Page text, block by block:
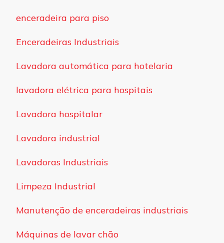
enceradeira para piso
Enceradeiras Industriais
Lavadora automática para hotelaria
lavadora elétrica para hospitais
Lavadora hospitalar
Lavadora industrial
Lavadoras Industriais
Limpeza Industrial
Manutenção de enceradeiras industriais
Máquinas de lavar chão